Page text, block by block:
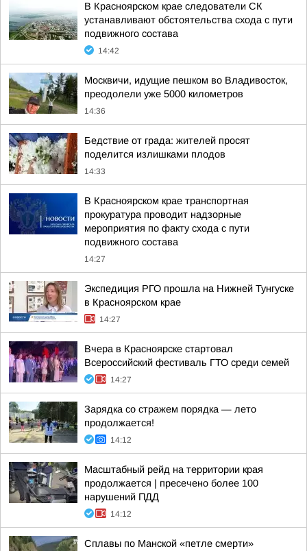
В Красноярском крае следователи СК
устанавливают обстоятельства схода с пути
подвижного состава
14:42
Москвичи, идущие пешком во Владивосток,
преодолели уже 5000 километров
14:36
Бедствие от града: жителей просят
поделится излишками плодов
14:33
В Красноярском крае транспортная
прокуратура проводит надзорные
мероприятия по факту схода с пути
подвижного состава
14:27
Экспедиция РГО прошла на Нижней Тунгуске
в Красноярском крае
14:27
Вчера в Красноярске стартовал
Всероссийский фестиваль ГТО среди семей
14:27
Зарядка со стражем порядка — лето
продолжается!
14:12
Масштабный рейд на территории края
продолжается | пресечено более 100
нарушений ПДД
14:12
Сплавы по Манской «петле смерти»